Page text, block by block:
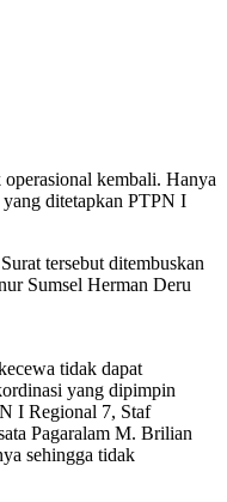
kembali. Hanya
yang ditetapkan PTPN I
tersebut ditembuskan
Sumsel Herman Deru
tidak dapat
yang dipimpin
I Regional 7, Staf
Pagaralam M. Brilian
sehingga tidak